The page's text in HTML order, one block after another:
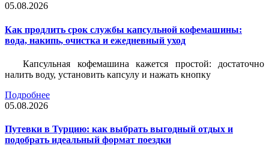
05.08.2026
Как продлить срок службы капсульной кофемашины:
вода, накипь, очистка и ежедневный уход
Капсульная кофемашина кажется простой: достаточно
налить воду, установить капсулу и нажать кнопку
Подробнее
05.08.2026
Путевки в Турцию: как выбрать выгодный отдых и
подобрать идеальный формат поездки